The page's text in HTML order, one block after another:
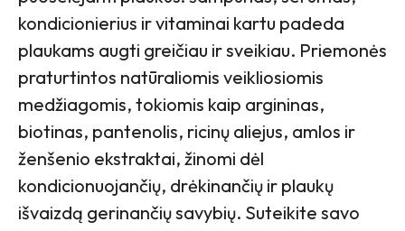
kondicionierius ir vitaminai kartu padeda
plaukams augti greičiau ir sveikiau. Priemonės
praturtintos natūraliomis veikliosiomis
medžiagomis, tokiomis kaip argininas,
biotinas, pantenolis, ricinų aliejus, amlos ir
ženšenio ekstraktai, žinomi dėl
kondicionuojančių, drėkinančių ir plaukų
išvaizdą gerinančių savybių. Suteikite savo